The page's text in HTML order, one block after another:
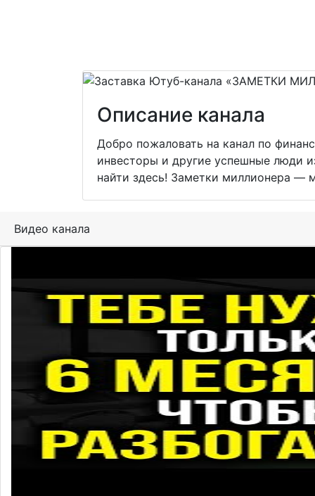
Описание канала
Добро пожаловать на канал по
инвесторы и другие успешные люди
найти здесь! Заметки миллионера —
Видео канала